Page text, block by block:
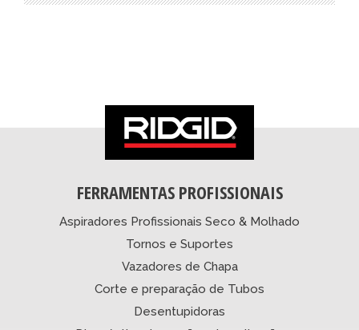
FERRAMENTAS PROFISSIONAIS
Aspiradores Profissionais Seco & Molhado
Tornos e Suportes
Vazadores de Chapa
Corte e preparação de Tubos
Desentupidoras